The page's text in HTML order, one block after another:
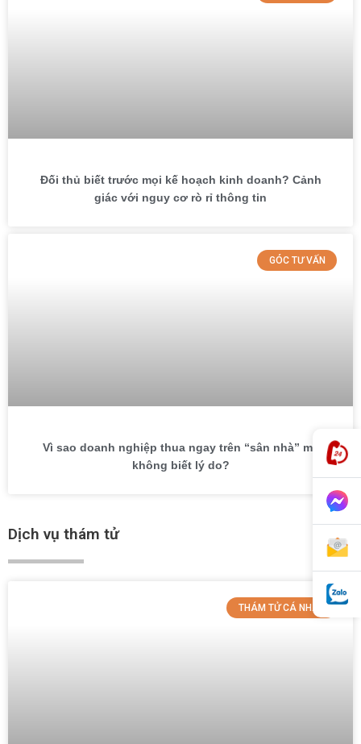
Đối thủ biết trước mọi kế hoạch kinh doanh? Cảnh
giác với nguy cơ rò rỉ thông tin
GÓC TƯ VẤN
Vì sao doanh nghiệp thua ngay trên “sân nhà” mà
không biết lý do?
Dịch vụ thám tử
THÁM TỬ CÁ NHÂN